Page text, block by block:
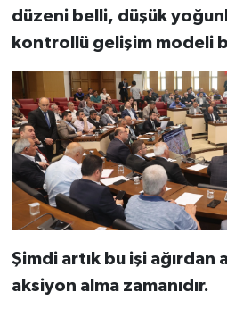
düzeni belli, düşük
kontrollü gelişim modeli
Şimdi artık bu işi ağırdan
aksiyon alma zamanıdır.